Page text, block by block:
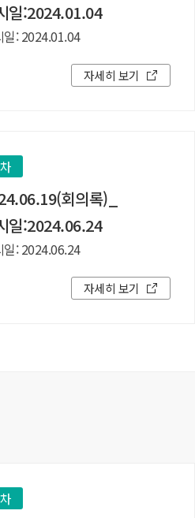
일:2024.01.04
일: 2024.01.04
자세히 보기
회의록)_
일:2024.06.24
일: 2024.06.24
자세히 보기